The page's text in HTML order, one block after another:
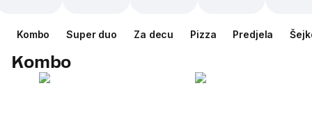
Kombo Super duo Za decu Pizza Predjela
Kombo